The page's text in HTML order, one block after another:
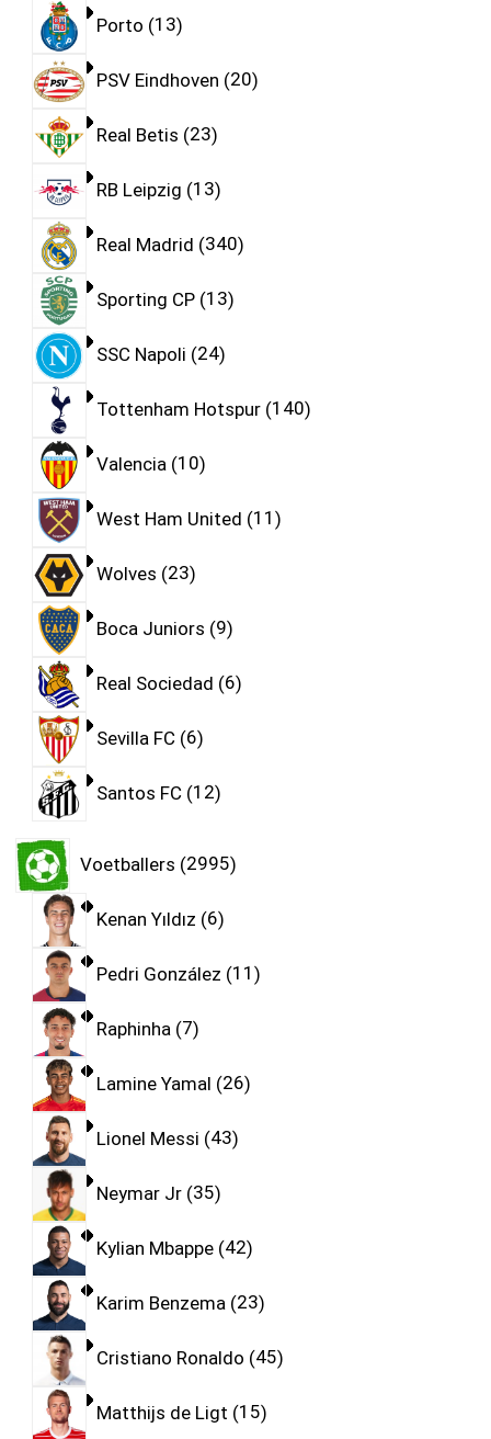
Porto 13
PSV Eindhoven 20
Real Betis 23
RB Leipzig 13
Real Madrid 340
Sporting CP 13
SSC Napoli 24
Tottenham Hotspur 140
Valencia 10
West Ham United 11
Wolves 23
Boca Juniors 9
Real Sociedad 6
Sevilla FC 6
Santos FC 12
Voetballers 2995
Kenan Yıldız 6
Pedri González 11
Raphinha 7
Lamine Yamal 26
Lionel Messi 43
Neymar Jr 35
Kylian Mbappe 42
Karim Benzema 23
Cristiano Ronaldo 45
Matthijs de Ligt 15